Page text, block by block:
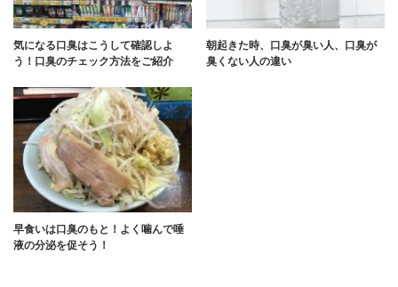
気になる口臭はこうして確認しよ
う！口臭のチェック方法をご紹介
朝起きた時、口臭が臭い人、口臭が
臭くない人の違い
早食いは口臭のもと！よく噛んで唾
液の分泌を促そう！